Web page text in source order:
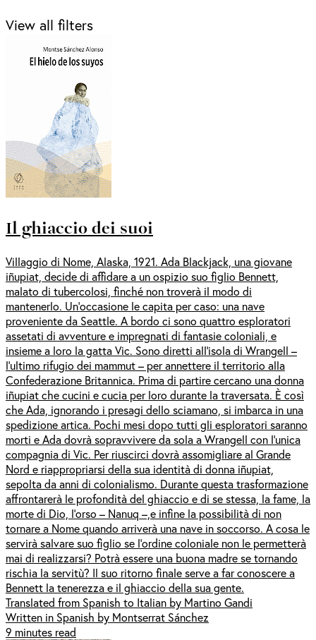
View all filters
Il ghiaccio dei suoi
Villaggio di Nome, Alaska, 1921. Ada Blackjack, una giovane
iñupiat, decide di affidare a un ospizio suo figlio Bennett,
malato di tubercolosi, finché non troverà il modo di
mantenerlo. Un’occasione le capita per caso: una nave
proveniente da Seattle. A bordo ci sono quattro esploratori
assetati di avventure e impregnati di fantasie coloniali, e
insieme a loro la gatta Vic. Sono diretti all’isola di Wrangell –
l’ultimo rifugio dei mammut – per annettere il territorio alla
Confederazione Britannica. Prima di partire cercano una donna
iñupiat che cucini e cucia per loro durante la traversata. È così
che Ada, ignorando i presagi dello sciamano, si imbarca in una
spedizione artica. Pochi mesi dopo tutti gli esploratori saranno
morti e Ada dovrà sopravvivere da sola a Wrangell con l’unica
compagnia di Vic. Per riuscirci dovrà assomigliare al Grande
Nord e riappropriarsi della sua identità di donna iñupiat,
sepolta da anni di colonialismo. Durante questa trasformazione
affrontarerà le profondità del ghiaccio e di se stessa, la fame, la
morte di Dio, l’orso – Nanuq –,e infine la possibilità di non
tornare a Nome quando arriverà una nave in soccorso. A cosa le
servirà salvare suo figlio se l’ordine coloniale non le permetterà
mai di realizzarsi? Potrà essere una buona madre se tornando
rischia la servitù? Il suo ritorno finale serve a far conoscere a
Bennett la tenerezza e il ghiaccio della sua gente.
Translated from Spanish to Italian by Martino Gandi
Written in Spanish by Montserrat Sánchez
9 minutes read